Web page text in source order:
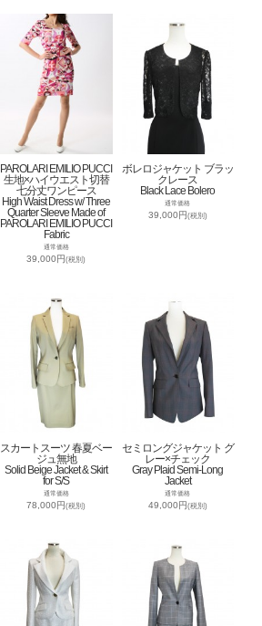
PAROLARI EMILIO PUCCI
生地×ハイウエスト切替
七分丈ワンピース
High Waist Dress w/ Three
Quarter Sleeve Made of
PAROLARI EMILIO PUCCI
Fabric
通常価格
39,000円(税別)
ボレロジャケット ブラッ
クレース
Black Lace Bolero
通常価格
39,000円(税別)
スカートスーツ 春夏ベー
ジュ無地
Solid Beige Jacket & Skirt
for S/S
通常価格
78,000円(税別)
セミロングジャケット グ
レー×チェック
Gray Plaid Semi-Long
Jacket
通常価格
49,000円(税別)